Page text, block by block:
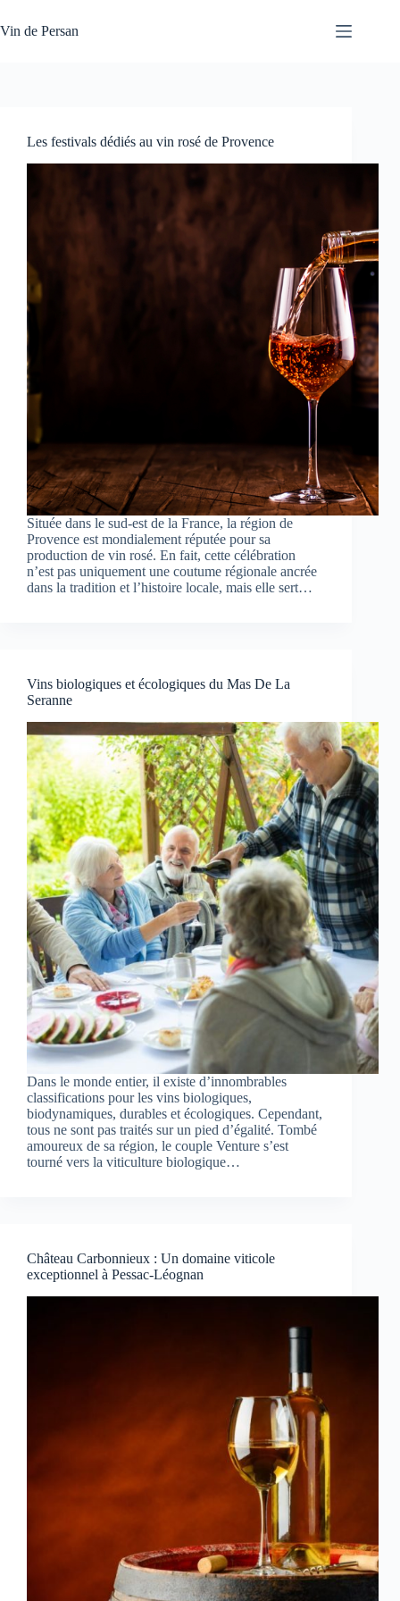
au
contenu
Vin de Persan
Les festivals dédiés au vin rosé de Provence
Située dans le sud-est de la France, la région de
Provence est mondialement réputée pour sa
production de vin rosé. En fait, cette célébration
n’est pas uniquement une coutume régionale ancrée
dans la tradition et l’histoire locale, mais elle sert…
Vins biologiques et écologiques du Mas De La
Seranne
Dans le monde entier, il existe d’innombrables
classifications pour les vins biologiques,
biodynamiques, durables et écologiques. Cependant,
tous ne sont pas traités sur un pied d’égalité. Tombé
amoureux de sa région, le couple Venture s’est
tourné vers la viticulture biologique…
Château Carbonnieux : Un domaine viticole
exceptionnel à Pessac-Léognan